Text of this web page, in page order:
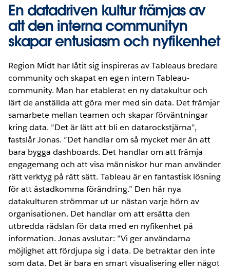
En datadriven kultur främjas av
att den interna communityn
skapar entusiasm och nyfikenhet
Region Midt har låtit sig inspireras av Tableaus bredare
community och skapat en egen intern Tableau-
community. Man har etablerat en ny datakultur och
lärt de anställda att göra mer med sin data. Det främjar
samarbete mellan teamen och skapar förväntningar
kring data. ”Det är lätt att bli en datarockstjärna”,
fastslår Jonas. ”Det handlar om så mycket mer än att
bara bygga dashboards. Det handlar om att främja
engagemang och att visa människor hur man använder
rätt verktyg på rätt sätt. Tableau är en fantastisk lösning
för att åstadkomma förändring.” Den här nya
datakulturen strömmar ut ur nästan varje hörn av
organisationen. Det handlar om att ersätta den
utbredda rädslan för data med en nyfikenhet på
information. Jonas avslutar: ”Vi ger användarna
möjlighet att fördjupa sig i data. De betraktar den inte
som data. Det är bara en smart visualisering eller något